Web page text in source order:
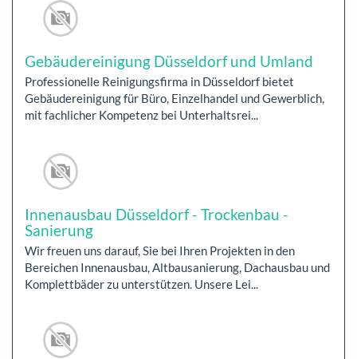
Gebäudereinigung Düsseldorf und Umland
Professionelle Reinigungsfirma in Düsseldorf bietet
Gebäudereinigung für Büro, Einzelhandel und Gewerblich,
mit fachlicher Kompetenz bei Unterhaltsrei...
Innenausbau Düsseldorf - Trockenbau -
Sanierung
Wir freuen uns darauf, Sie bei Ihren Projekten in den
Bereichen Innenausbau, Altbausanierung, Dachausbau und
Komplettbäder zu unterstützen. Unsere Lei...